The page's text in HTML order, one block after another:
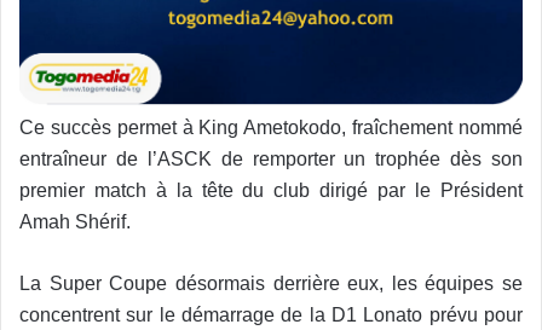
Ce succès permet à King Ametokodo, fraîchement nommé
entraîneur de l’ASCK de remporter un trophée dès son
premier match à la tête du club dirigé par le Président
Amah Shérif.
La Super Coupe désormais derrière eux, les équipes se
concentrent sur le démarrage de la D1 Lonato prévu pour